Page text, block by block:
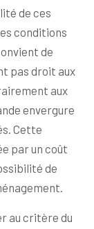
de ces
conditions
de
pas droit aux
aux
envergure
Cette
par un coût
de
au critère du